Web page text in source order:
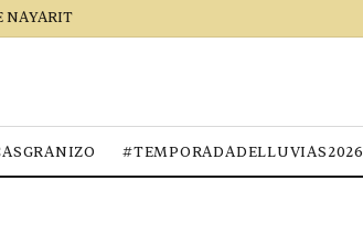
NAYARIT
#TEMPORADADELLUVIAS2026